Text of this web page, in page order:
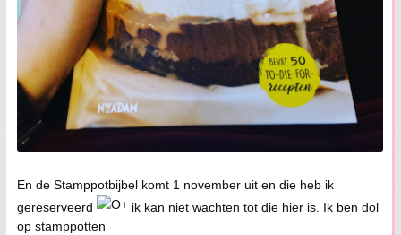
En de Stamppotbijbel komt 1 november uit en die heb ik
gereserveerd
ik kan niet wachten tot die hier is. Ik ben dol
op stamppotten